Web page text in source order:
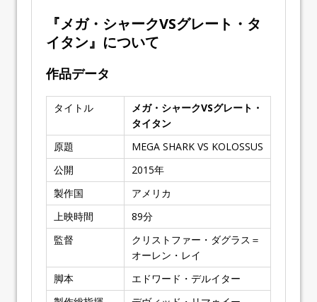
『メガ・シャークVSグレート・タ
イタン』について
作品データ
タイトル
メガ・シャークVSグレート・
タイタン
原題
MEGA SHARK VS KOLOSSUS
公開
2015年
製作国
アメリカ
上映時間
89分
監督
クリストファー・ダグラス＝
オーレン・レイ
脚本
エドワード・デルイター